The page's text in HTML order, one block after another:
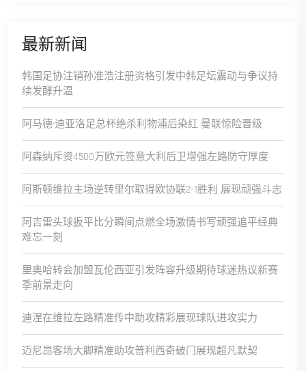
最新新闻
韩国足协注销孙准浩注册资格引发中韩足坛震动与争议持
续发酵升温
阿马德·迪亚洛足总杯绝杀利物浦后染红 曼联惊险晋级
阿森纳斥资4500万欧元签意大利后卫增强左路防守厚度
阿斯顿维拉主场逆转里尔取得欧协联2-1胜利 展现顽强斗志
阿吉雷头球扳平比分瞬间点燃全场激情书写顽强追平经典
难忘一刻
里奥哈转会加盟瓦伦西亚引发阵容升级期待球迷热议新赛
季前景走向
迪涅在维拉左路精准传中助攻精彩展现球队进攻实力
迈尼昂客场大脚精准助攻普利西奇破门展现超凡默契